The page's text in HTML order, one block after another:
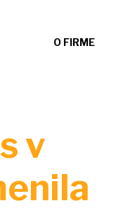
O FIRME
v